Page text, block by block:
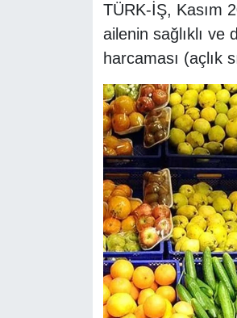
TÜRK-İŞ, Kasım
ailenin sağlıklı ve
harcaması (açlık